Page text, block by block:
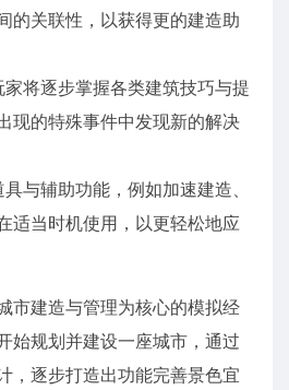
的关联性，以获得更的建造助
将逐步掌握各类建筑技巧与提
现的特殊事件中发现新的解决
与辅助功能，例如加速建造、
适当时机使用，以更轻松地应
市建造与管理为核心的模拟经
始规划并建设一座城市，通过
，逐步打造出功能完善景色宜